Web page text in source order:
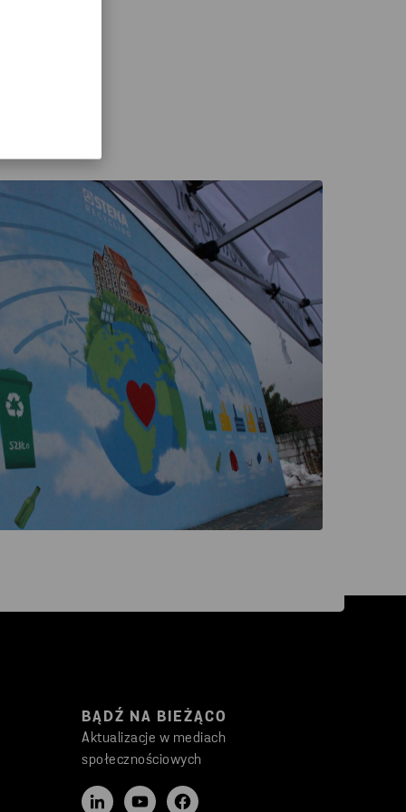
BĄDŹ NA BIEŻĄCO
Aktualizacje w mediach
społecznościowych